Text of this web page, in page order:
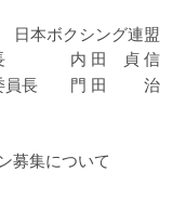
日本ボクシング連盟
内 田 貞 信
ﾞ委員長 門 田 治
募集について